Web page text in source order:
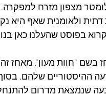
כשני קילומטר מצפון מזרח
ולאומנית שאף היא
בפוסט שהעלנו כאן
מאחז בשם "חוות מעון".
שנמצאת מדרום